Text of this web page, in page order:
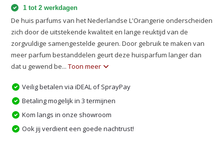
1 tot 2 werkdagen
De huis parfums van het Nederlandse L'Orangerie onderscheiden
zich door de uitstekende kwaliteit en lange reuktijd van de
zorgvuldige samengestelde geuren. Door gebruik te maken van
meer parfum bestanddelen geurt deze huisparfum langer dan
dat u gewend be...Toon meer
Veilig betalen via iDEAL of SprayPay
Betaling mogelijk in 3 termijnen
Kom langs in onze showroom
Ook jij verdient een goede nachtrust!